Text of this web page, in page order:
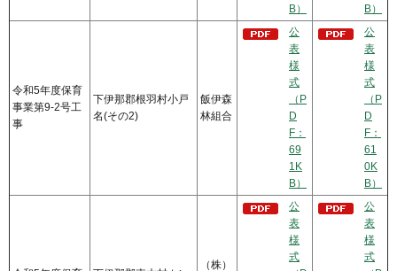
B）
B）
令和5年度保育
事業第9-2号工
事
下伊那郡根羽村小戸
名(その2)
飯伊森
林組合
公
表
様
式
（P
D
F：
69
1K
B）
公
表
様
式
（P
D
F：
61
0K
B）
（株）
公
表
様
式
公
表
様
式